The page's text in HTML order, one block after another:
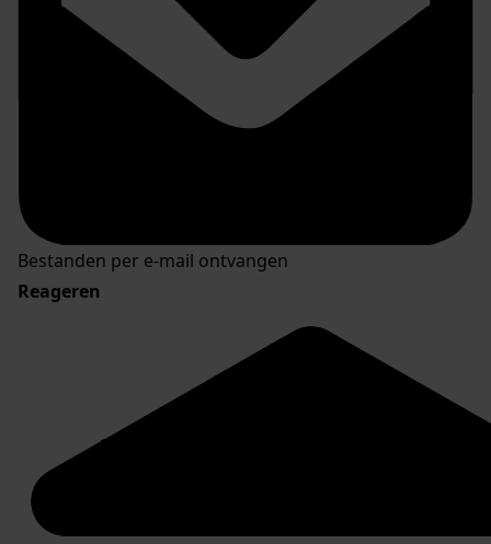
Bestanden per e-mail ontvangen
Reageren